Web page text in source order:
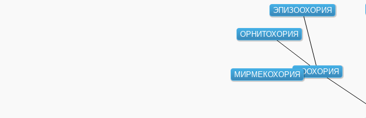
ЗООХОРИЯ
МИРМЕКОХОРИЯ
ОРНИТОХОРИЯ
ЭПИЗООХОРИЯ